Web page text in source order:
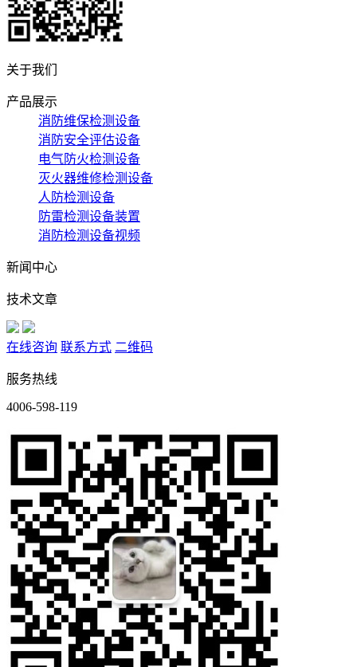
关于我们
产品展示
消防维保检测设备
消防安全评估设备
电气防火检测设备
灭火器维修检测设备
人防检测设备
防雷检测设备装置
消防检测设备视频
新闻中心
技术文章
在线咨询 联系方式 二维码
服务热线
4006-598-119